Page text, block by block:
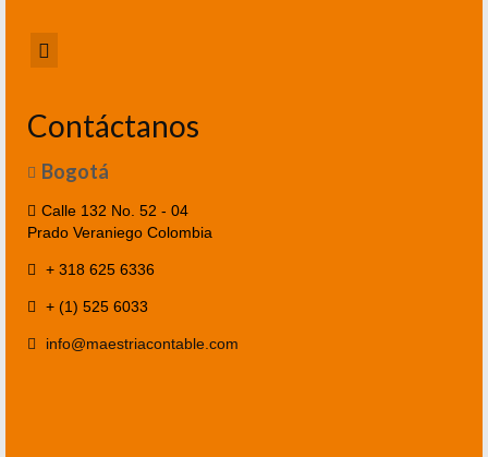
Contáctanos
Bogotá
Calle 132 No. 52 - 04
Prado Veraniego Colombia
+ 318 625 6336
+ (1) 525 6033
info@maestriacontable.com